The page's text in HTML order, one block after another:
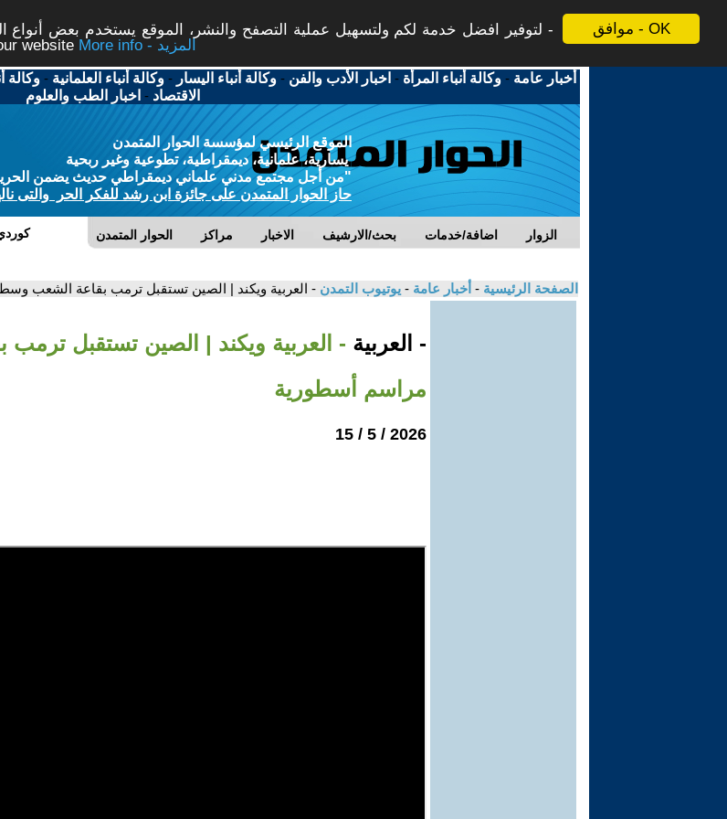
موافق - OK
لتوفير افضل خدمة لكم ولتسهيل عملية التصفح والنشر، الموقع يستخدم بعض أنواع
website
More info - المزيد
أخبار عامة -وكالة أنباء المرأة - اخبار الأدب والفن -وكالة أنباء اليسار -وكالة أنباء العلمانية -وكالة
الاقتصاد - اخبار الطب والعلوم
الموقع الرئيسي لمؤسسة الحوار المتمدن
يسارية، علمانية، ديمقراطية، تطوعية وغير ربحية
"من أجل مجتمع مدني علماني ديمقراطي حديث يضمن الحرية
حاز الحوار المتمدن على جائزة ابن رشد للفكر الحر والتى
الحوار المتمدن مراكز الاخبار بحث/الارشيف اضافة/خدمات الزوار
الصفحة الرئيسية - أخبار عامة - يوتيوب التمدن - العربية ويكند | الصين تستقبل ترمب بقاعة الشعب
- العربية - العربية ويكند | الصين تستقبل
مراسم أسطورية
2026 / 5 / 15